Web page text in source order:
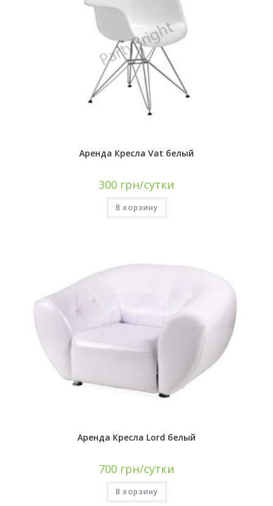
Аренда Кресла Vat белый
300 грн/сутки
В корзину
Аренда Кресла Lord белый
700 грн/сутки
В корзину